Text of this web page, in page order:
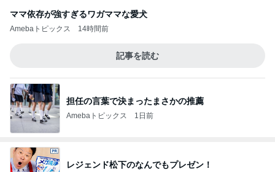
ママ依存が強すぎるワガママな愛犬
Amebaトピックス 14時間前
記事を読む
担任の言葉で決まったまさかの推薦
Amebaトピックス 1日前
レジェンド松下のなんでもプレゼン！